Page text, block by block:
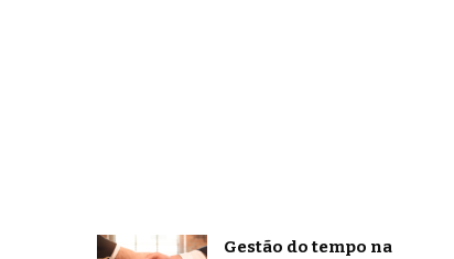
Gestão do tempo na